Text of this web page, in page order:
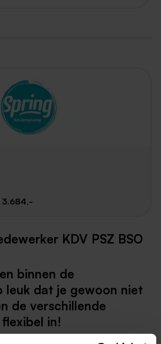
3.684,-
KDV PSZ BSO
binnen de
leuk dat je gewoon niet
de verschillende
in!
en jouw zorgzame karakter